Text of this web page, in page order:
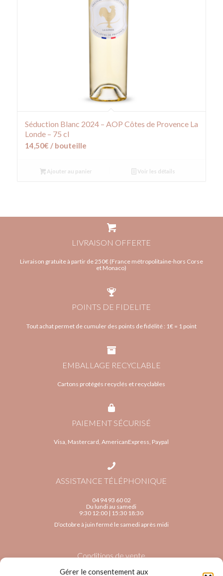
Gérer le consentement aux
Séduction Blanc 2024 – AOP Côtes de Provence La
Londe – 75 cl
14,50€ / bouteille
Ajouter au panier Voir les détails
LIVRAISON OFFERTE
Livraison gratuite à partir de 250€ (France métropolitaine-hors Corse
et Monaco)
POINTS DE FIDELITE
Tout achat permet de cumuler des points de fidélité : 1€ = 1 point
EMBALLAGE RECYCLABLE
Cartons protégés recyclés et recyclables
PAIEMENT SÉCURISÉ
Visa, Mastercard, AmericanExpress, Paypal
ASSISTANCE TÉLÉPHONIQUE
04 94 93 60 02
Du lundi au samedi
9:30 12:00 | 15:30 18:30
D’octobre à juin fermé le samedi après midi
Conditions de vente